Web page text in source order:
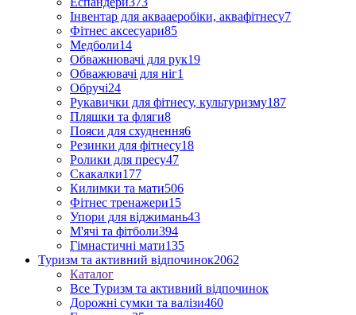
Інвентар для аквааеробіки, аквафітнесу7
Фітнес аксесуари85
Медболи14
Обважнювачі для рук19
Обважювачі для ніг1
Обручі24
Рукавички для фітнесу, культуризму187
Пляшки та фляги8
Пояси для схуднення6
Резинки для фітнесу18
Ролики для пресу47
Скакалки177
Килимки та мати506
Фітнес тренажери15
Упори для віджимань43
М'ячі та фітболи394
Гімнастичні мати135
Туризм та активний відпочинок2062
Каталог
Все Туризм та активний відпочинок
Дорожні сумки та валізи460